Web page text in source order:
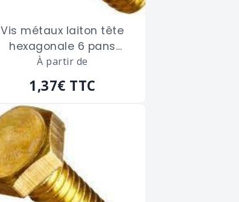
Vis métaux laiton tête
hexagonale 6 pans
filetage total de 5 x 30
m/m
À partir de
1,37€ TTC